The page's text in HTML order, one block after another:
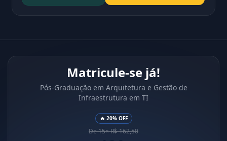
Matricule-se já!
Pós-Graduação em Arquitetura e Gestão de
Infraestrutura em TI
🔥 20% OFF
De 15× R$ 162,50